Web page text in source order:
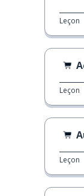
Leçon
Leçon
Leçon